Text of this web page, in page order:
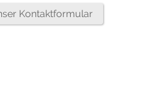
Kontaktformular